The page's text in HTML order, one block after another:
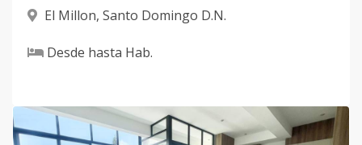
El Millon, Santo Domingo D.N.
Desde hasta Hab.